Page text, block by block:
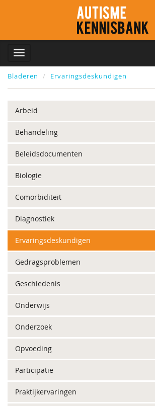
Bladeren Ervaringsdeskundigen
Arbeid
Behandeling
Beleidsdocumenten
Biologie
Comorbiditeit
Diagnostiek
Ervaringsdeskundigen
Gedragsproblemen
Geschiedenis
Onderwijs
Onderzoek
Opvoeding
Participatie
Praktijkervaringen